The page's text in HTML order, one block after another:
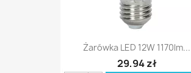
Żarówka LED 12W 1170lm...
29,94 zł